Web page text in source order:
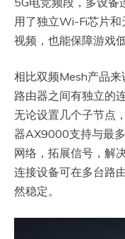
用了独立Wi-Fi芯片
视频，也能保障游戏
相比双频Mesh产品
路由器之间有独立的
无论设置几个子节点
器AX9000支持与最
网络，拓展信号，解
连接设备可在多台路
然稳定。